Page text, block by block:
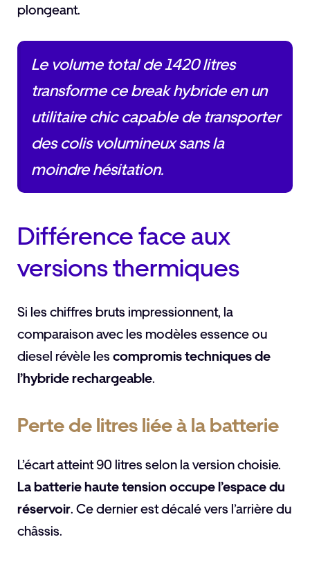
plongeant.
Le volume total de 1420 litres
transforme ce break hybride en un
utilitaire chic capable de transporter
des colis volumineux sans la
moindre hésitation.
Différence face aux
versions thermiques
Si les chiffres bruts impressionnent, la
comparaison avec les modèles essence ou
diesel révèle les compromis techniques de
l’hybride rechargeable.
Perte de litres liée à la batterie
L’écart atteint 90 litres selon la version choisie.
La batterie haute tension occupe l’espace du
réservoir. Ce dernier est décalé vers l’arrière du
châssis.